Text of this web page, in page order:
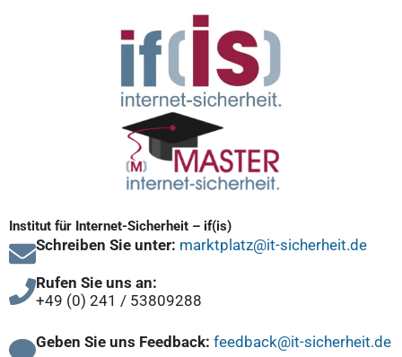
Institut für Internet-Sicherheit – if(is)
Schreiben Sie unter: marktplatz@it-sicherheit.de
Rufen Sie uns an:
+49 (0) 241 / 53809288
Geben Sie uns Feedback: feedback@it-sicherheit.de